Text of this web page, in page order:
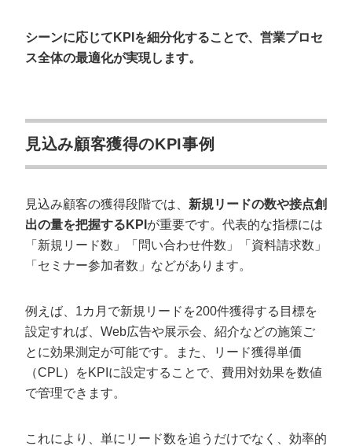
シーンに応じてKPIを細分化することで、営業プロセ
ス全体の最適化が実現します。
見込み顧客獲得のKPI事例
見込み顧客の獲得段階では、 新規リードの数や接点創
出の量を把握するKPI が重要です。代表的な指標には
「新規リード数」「問い合わせ件数」「資料請求数」
「セミナー参加者数」などがあります。
例えば、1カ月で新規リードを200件獲得する目標を
設定すれば、Web広告や展示会、紹介などの施策ご
とに効果測定が可能です。また、リード獲得単価
（CPL）をKPIに設定することで、費用対効果を数値
で管理できます。
これにより、単にリード数を追うだけでなく、効率的